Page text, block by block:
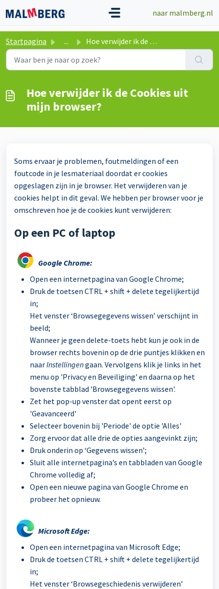
naar malmberg.nl
Startpagina ... Hoe verwijder ik de Cookies uit mijn browser?
Hoe verwijder ik de Cookies uit
mijn browser?
Soms ervaar je problemen, foutmeldingen of een
foutcode in je lesmateriaal doordat er cookies
opgeslagen zijn in je browser. Het verwijderen van je
cookies helpt in dit geval. We hebben per browser voor je
omschreven hoe je de cookies kunt verwijderen:
Op een PC of laptop
Google Chrome:
Open een internetpagina van Google Chrome;
Druk de toetsen CTRL + shift + delete tegelijkertijd
in;
Het venster ‘Browsegegevens wissen’ verschijnt in
beeld;
Wanneer je geen delete-toets hebt kun je ook in de
browser rechts bovenin op de drie puntjes klikken en
naarInstellingengaan. Vervolgens klik je links in het
menu op 'Privacy en Beveiliging' en daarna op het
bovenste tabblad 'Browsegegevens wissen'.
Zet het pop-up venster dat opent eerst op
'Geavanceerd'
Selecteer bovenin bij 'Periode' de optie 'Alles'
Zorg ervoor dat alle drie de opties aangevinkt zijn;
Druk onderin op ‘Gegevens wissen’;
Sluit alle internetpagina’s en tabbladen van Google
Chrome volledig af;
Open een nieuwe pagina van Google Chrome en
probeer het opnieuw.
Microsoft Edge:
Open een internetpagina van Microsoft Edge;
Druk de toetsen CTRL + shift + delete tegelijkertijd
in;
Het venster ‘Browsegeschiedenis verwijderen’